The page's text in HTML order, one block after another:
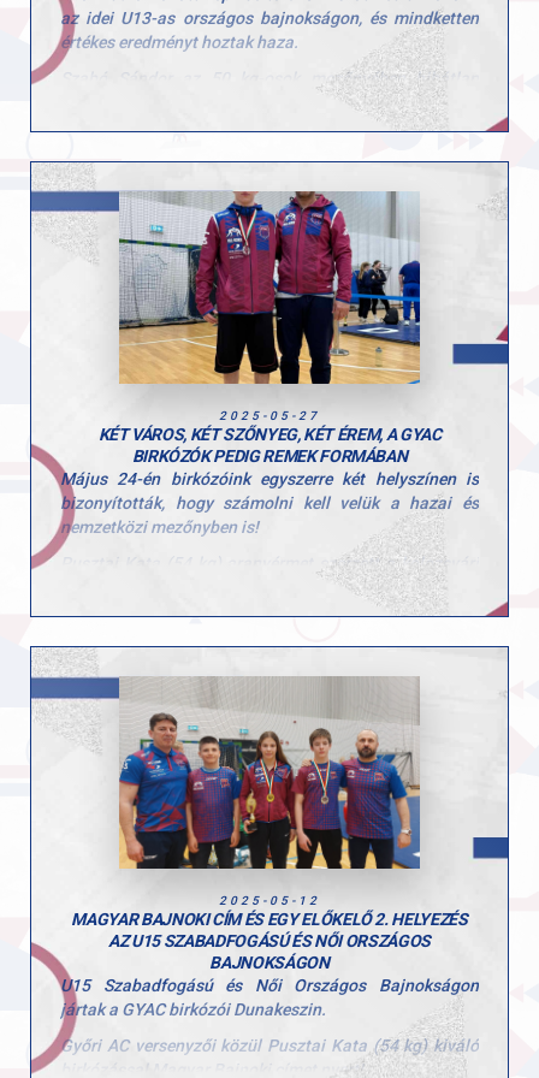
az idei U13-as országos bajnokságon, és mindketten
értékes eredményt hoztak haza.
Szabó Sándor az 50 kg-osok mezőnyében hibátlan
teljesítményt nyújtott, hiszen mind a négy mérkőzését
tus- vagy technikai tus győzelemmel zárta, ellenfelei
Kerim Lekouara az 69 kg-os kategóriában versenyzett,
és az 5. helyet szerezte meg, amivel értékes pontszerző
helyen zárt, teljesítménye mögött alapos, fegyelmezett
munka áll.
Gratulálunk versenyzőinknek és felkészítői edzőiknek!
Hajrá GYAC!
2025-05-27
KÉT VÁROS, KÉT SZŐNYEG, KÉT ÉREM, A GYAC
BIRKÓZÓK PEDIG REMEK FORMÁBAN
Május 24-én birkózóink egyszerre két helyszínen is
bizonyították, hogy számolni kell velük a hazai és
nemzetközi mezőnyben is!
Pusztai Kata (54 kg) aranyérmet szerzett a kolozsvári
U15-ös UWW versenyen, magabiztos, technikás
birkózással állt a dobogó tetejére, hatalmas gratuláció
Varga Márton a Dunakeszin megrendezett U20-as
Szabadfogású és Női Országos Bajnokságon lépett
szőnyegre, ahol a 70 kg-os mezőnyben egészen a
döntőig menetelt, és ezüstérmet szerzett, büszkék
vagyunk rá!
Gratulálunk birkózóinknak, és felkészítő edzőiknek
csak így tovább! Hajrá GYAC!
2025-05-12
MAGYAR BAJNOKI CÍM ÉS EGY ELŐKELŐ 2. HELYEZÉS
AZ U15 SZABADFOGÁSÚ ÉS NŐI ORSZÁGOS
BAJNOKSÁGON
U15 Szabadfogású és Női Országos Bajnokságon
jártak a GYAC birkózói Dunakeszin.
Győri AC versenyzői közül Pusztai Kata (54 kg) kiváló
birkózással Magyar Bajnoki címet nyert!